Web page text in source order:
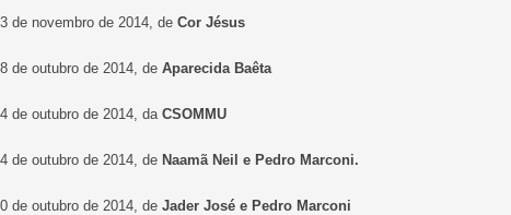
de novembro de 2014, de Cor Jésus
de outubro de 2014, de Aparecida Baêta
de outubro de 2014, da CSOMMU
de outubro de 2014, de Naamã Neil e Pedro Marconi.
de outubro de 2014, de Jader José e Pedro Marconi